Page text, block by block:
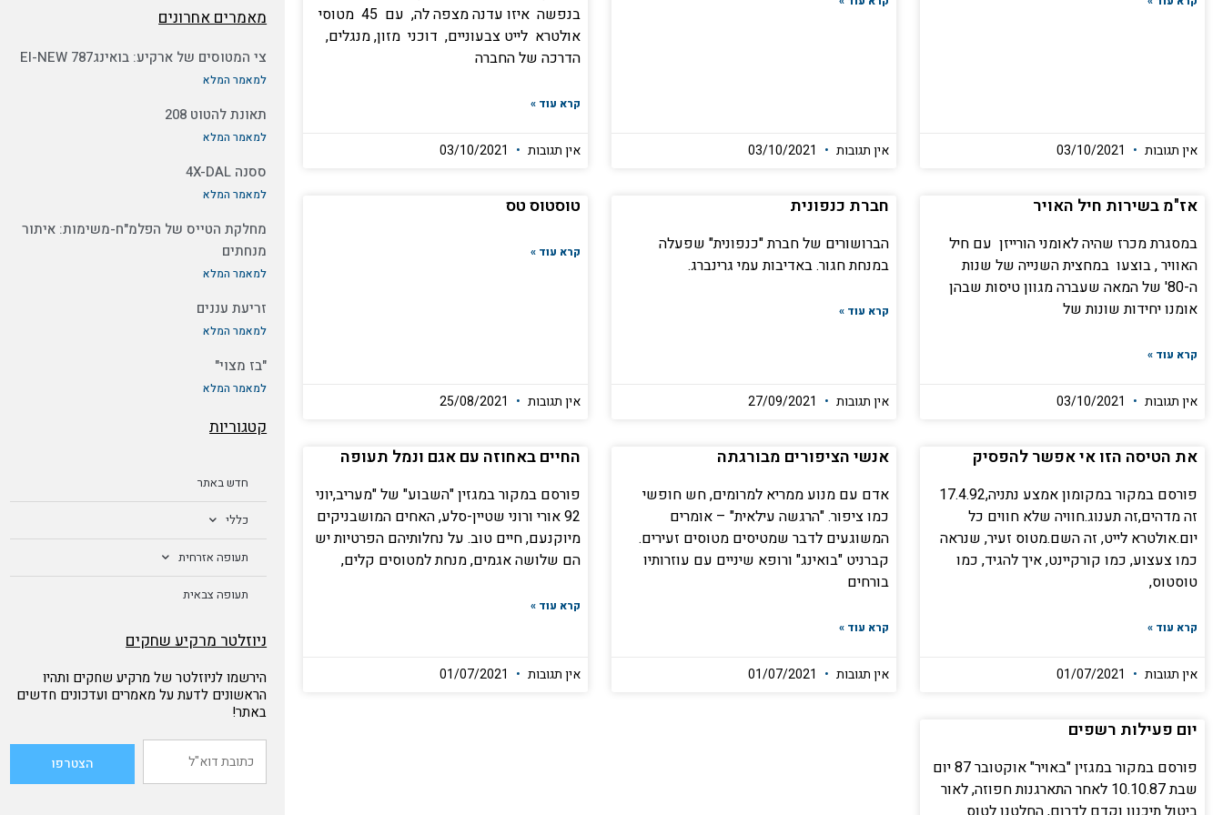
אין תגובות אין תגובות
בנפשה איזו עדנה מצפה לה, עם 45 מטוסי
אולטרא לייט צבעוניים, דוכני מזון, מנגלים,
הדרכה של החברה
קרא עוד »
אין תגובות
אז"מ בשירות חיל האויר
במסגרת מכרז שהיה לאומני הורייזן עם חיל
האוויר , בוצעו במחצית השנייה של שנות
ה-80' של המאה שעברה מגוון טיסות שבהן
אומנו יחידות שונות של
קרא עוד »
אין תגובות
חברת כנפונית
הברושורים של חברת "כנפונית" שפעלה
במנחת חגור. באדיבות עמי גרינברג.
קרא עוד »
אין תגובות
טוסטוס טס
קרא עוד »
אין תגובות
את הטיסה הזו אי אפשר להפסיק
פורסם במקור במקומון אמצע נתניה,17.4.92
זה מדהים,זה תענוג.חוויה שלא חווים כל
יום.אולטרא לייט, זה השם.מטוס זעיר, שנראה
כמו צעצוע, כמו קורקיינט, איך להגיד, כמו
טוסטוס,
קרא עוד »
אין תגובות
אנשי הציפורים מבורגתה
אדם עם מנוע ממריא למרומים, חש חופשי
כמו ציפור. "הרגשה עילאית" – אומרים
המשוגעים לדבר שמטיסים מטוסים זעירים.
קברניט "בואינג" ורופא שיניים עם עוזרותיו
בורחים
קרא עוד »
אין תגובות
החיים באחוזה עם אגם ונמל תעופה
פורסם במקור במגזין "השבוע" של "מעריב,יוני
92 אורי ורוני שטיין-סלע, האחים המושבניקים
מיוקנעם, חיים טוב. על נחלותיהם הפרטיות יש
הם שלושה אגמים, מנחת למטוסים קלים,
קרא עוד »
אין תגובות
יום פעילות רשפים
פורסם במקור במגזין "באויר" אוקטובר 87 יום
שבת 10.10.87 לאחר התארגנות חפוזה, לאור
מאמרים אחרונים
צי המטוסים של ארקיע: בואינג787 EI-NEW
למאמר המלא
תאונת להטוט 208
למאמר המלא
ססנה 4X-DAL
למאמר המלא
מחלקת הטייס של הפלמ"ח-משימות: איתור
מנחתים
למאמר המלא
זריעת עננים
למאמר המלא
"בז מצוי"
למאמר המלא
קטגוריות
חדש באתר
כללי
תעופה אזרחית
תעופה צבאית
ניוזלטר מרקיע שחקים
הירשמו לניוזלטר של מרקיע שחקים ותהיו
הראשונים לדעת על מאמרים ועדכונים חדשים
באתר!